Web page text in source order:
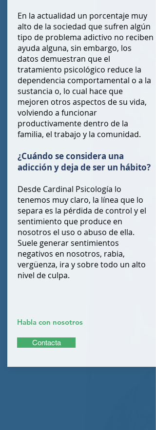
En la actualidad un porcentaje muy
alto de la sociedad que sufren algún
tipo de problema adictivo no reciben
ayuda alguna, sin embargo, los
datos demuestran que el
tratamiento psicológico reduce la
dependencia comportamental o a la
sustancia o, lo cual hace que
mejoren otros aspectos de su vida,
volviendo a funcionar
productivamente dentro de la
familia, el trabajo y la comunidad.
¿Cuándo se considera una
adicción y deja de ser un hábito?
Desde Cardinal Psicología lo
tenemos muy claro, la línea que lo
separa es la pérdida de control y el
sentimiento que produce en
nosotros el uso o abuso de ella.
Suele generar sentimientos
negativos en nosotros, rabia,
vergüenza, ira y sobre todo un alto
nivel de culpa.
Habla con nosotros
Contacta